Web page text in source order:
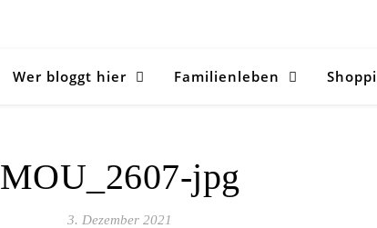
Wer bloggt hier Familienleben
MOU_2607-jpg
3. Dezember 2021